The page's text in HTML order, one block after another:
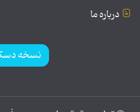
درباره ما
نسخه